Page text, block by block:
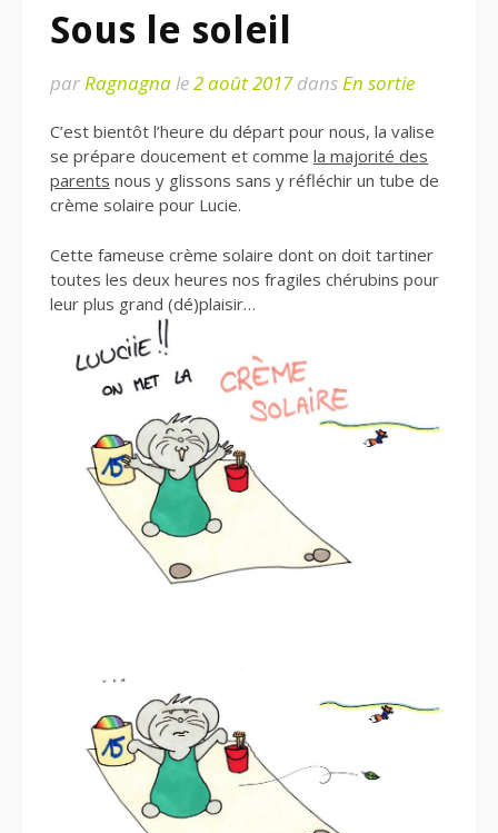
Sous le soleil
parRagnagnale2 août 2017dansEn sortie
C’est bientôt l’heure du départ pour nous, la valise
se prépare doucement et comme la majorité des
parents nous y glissons sans y réfléchir un tube de
crème solaire pour Lucie.
Cette fameuse crème solaire dont on doit tartiner
toutes les deux heures nos fragiles chérubins pour
leur plus grand (dé)plaisir…